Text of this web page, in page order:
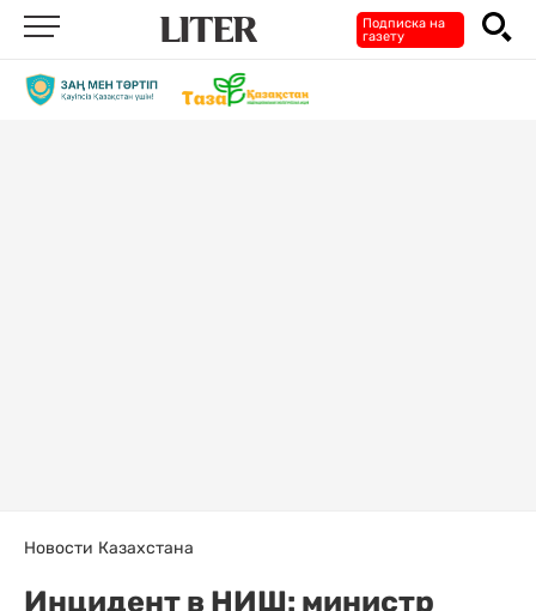
Подписка на
газету
Новости Казахстана
Инцидент в НИШ: министр